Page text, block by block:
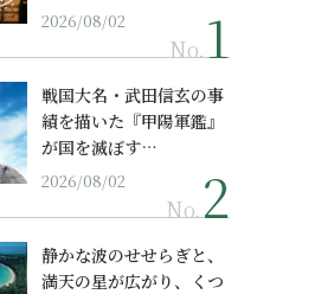
2026/08/02
No.
戦国大名・武田信玄の事
績を描いた『甲陽軍鑑』
が国を滅ぼす…
2026/08/02
No.
静かな波のせせらぎと、
満天の星が広がり、くつ